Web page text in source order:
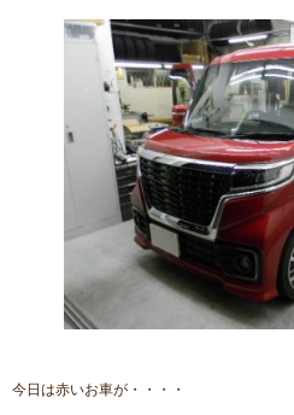
今日は赤いお車が・・・・